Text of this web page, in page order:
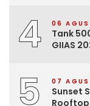
4 06
Tank
GIIAS
5 07
Sunset
Rooftop